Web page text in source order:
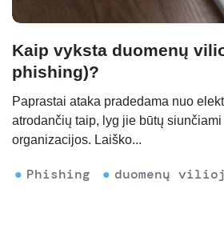
Kaip vyksta duomenų
phishing)?
Paprastai ataka pradedama nuo
atrodančių taip, lyg jie būtų
organizacijos. Laiško...
Phishing duomenų